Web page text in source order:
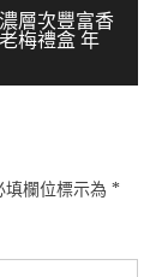
層次豐富香
梅禮盒 年
填欄位標示為 *